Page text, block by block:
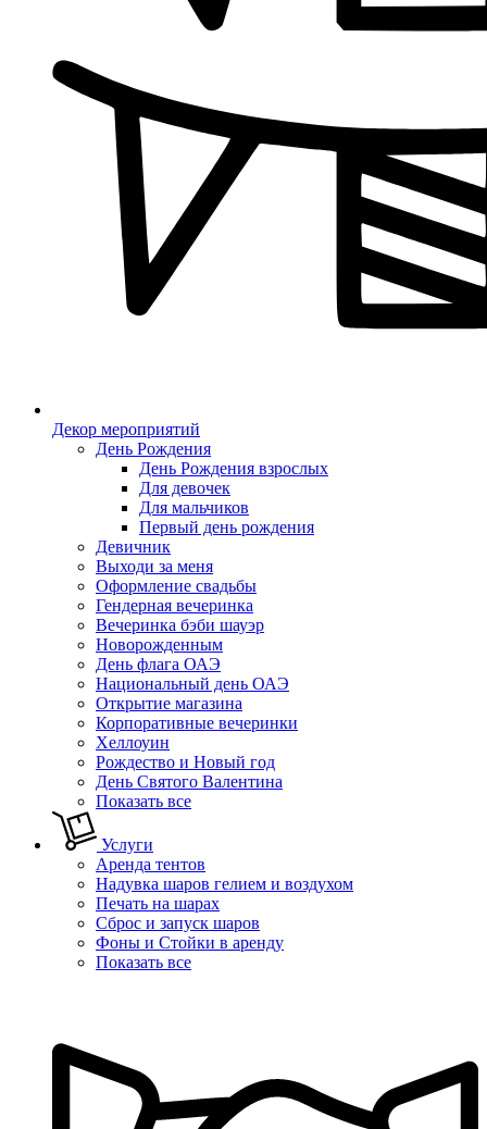
Декор мероприятий
День Рождения
День Рождения взрослых
Для девочек
Для мальчиков
Первый день рождения
Девичник
Выходи за меня
Оформление свадьбы
Гендерная вечеринка
Вечеринка бэби шауэр
Новорожденным
День флага ОАЭ
Национальный день ОАЭ
Открытие магазина
Корпоративные вечеринки
Хеллоуин
Рождество и Новый год
День Святого Валентина
Показать все
Услуги
Аренда тентов
Надувка шаров гелием и воздухом
Печать на шарах
Сброс и запуск шаров
Фоны и Стойки в аренду
Показать все